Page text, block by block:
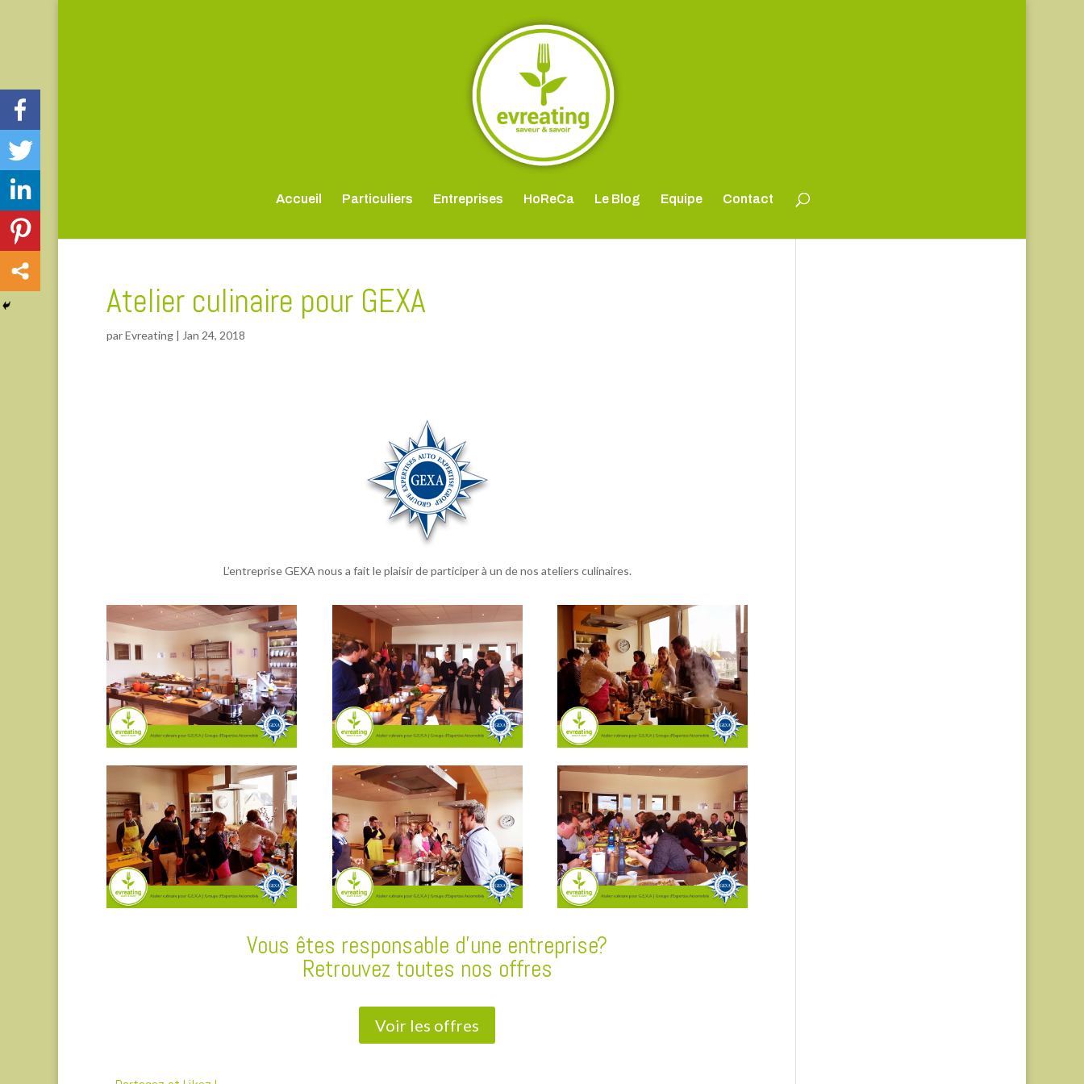
Accueil Particuliers Entreprises HoReCa Le Blog Equipe Contact
Atelier culinaire pour GEXA
parEvreating | Jan 24, 2018
L’entreprise GEXA nous a fait le plaisir de participer à un de nos ateliers culinaires.
Vous êtes responsable d’une entreprise?
Retrouvez toutes nos offres
Voir les offres